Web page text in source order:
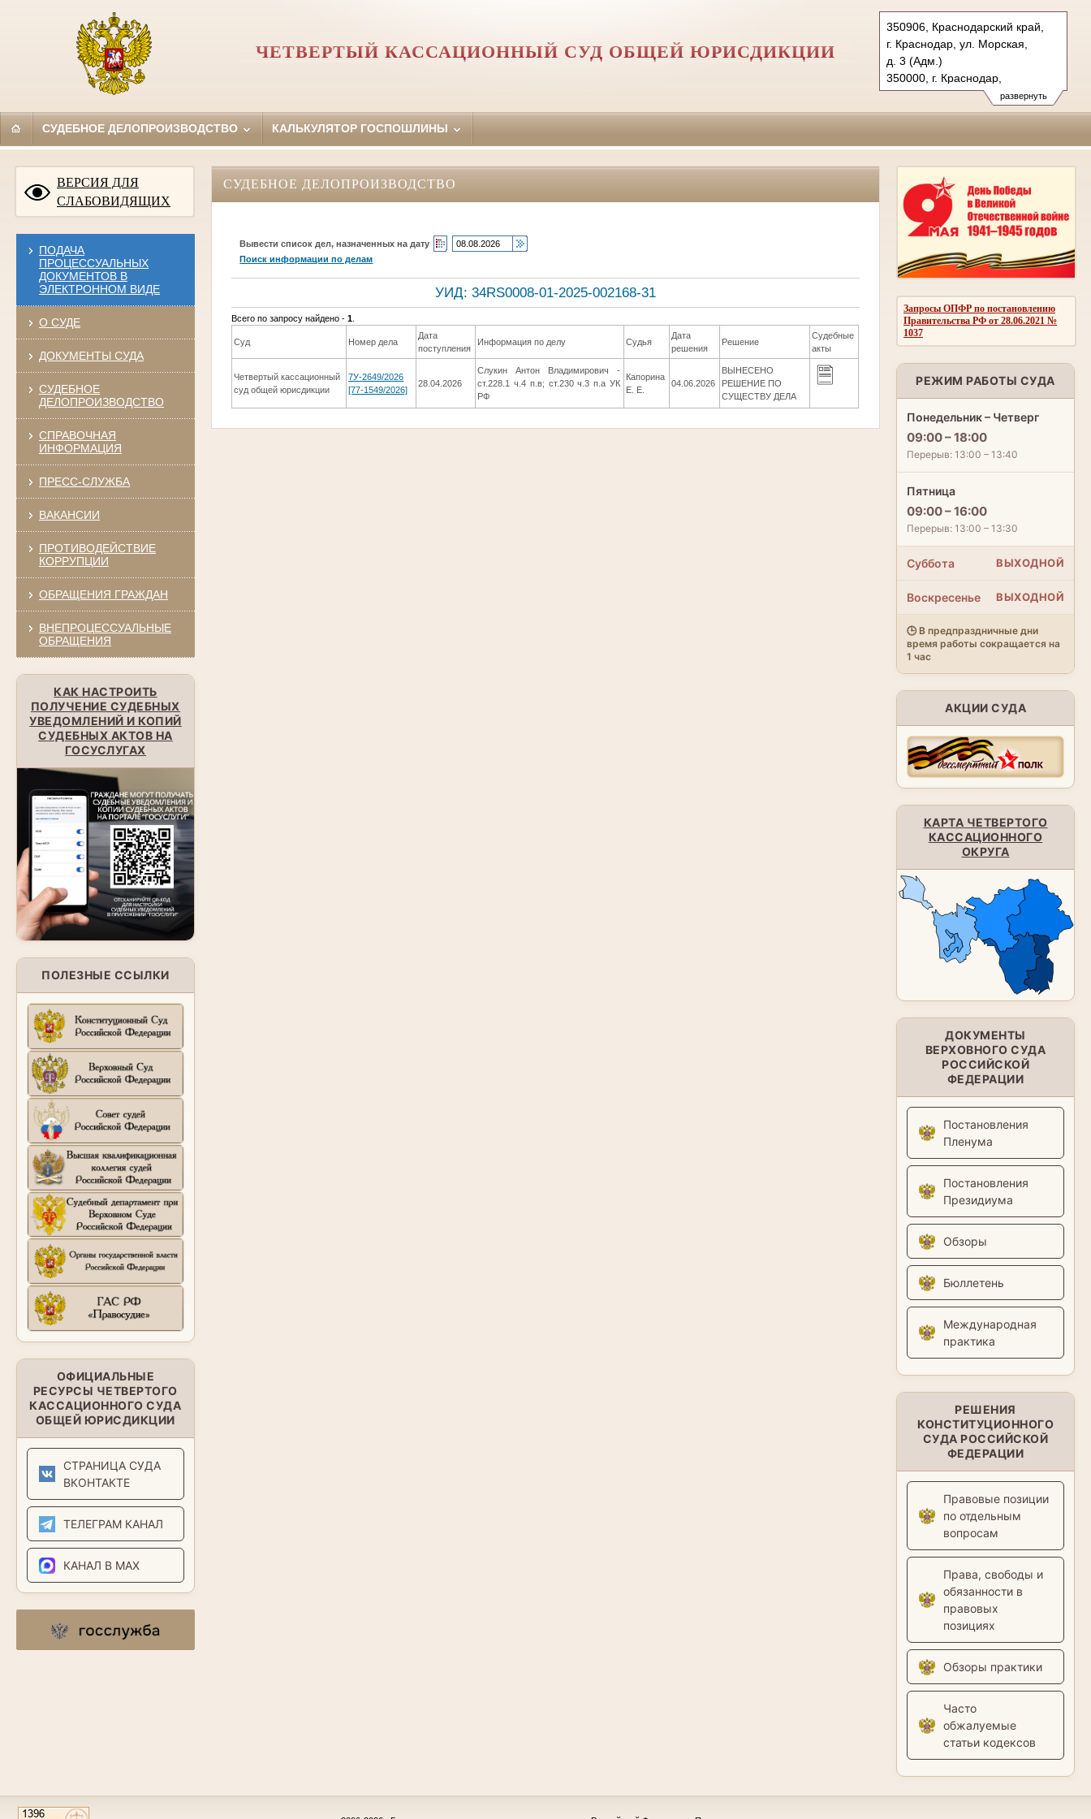
развернуть
350906, Краснодарский край,
г. Краснодар, ул. Морская,
д. 3 (Адм.)
350000, г. Краснодар,
ул. Красная, д.113 (Уг.)
350907, г. Краснодар,
Тел.: (861) 219-24-00
ЧЕТВЕРТЫЙ КАССАЦИОННЫЙ СУД ОБЩЕЙ ЮРИСДИКЦИИ
СУДЕБНОЕ ДЕЛОПРОИЗВОДСТВО КАЛЬКУЛЯТОР ГОСПОШЛИНЫ
ВЕРСИЯ ДЛЯ
СЛАБОВИДЯЩИХ
ПОДАЧА
ПРОЦЕССУАЛЬНЫХ
ДОКУМЕНТОВ В
ЭЛЕКТРОННОМ ВИДЕ
О СУДЕ
ДОКУМЕНТЫ СУДА
СУДЕБНОЕ
ДЕЛОПРОИЗВОДСТВО
СПРАВОЧНАЯ
ИНФОРМАЦИЯ
ПРЕСС-СЛУЖБА
ВАКАНСИИ
ПРОТИВОДЕЙСТВИЕ
КОРРУПЦИИ
ОБРАЩЕНИЯ ГРАЖДАН
ВНЕПРОЦЕССУАЛЬНЫЕ
ОБРАЩЕНИЯ
КАК НАСТРОИТЬ
ПОЛУЧЕНИЕ СУДЕБНЫХ
УВЕДОМЛЕНИЙ И КОПИЙ
СУДЕБНЫХ АКТОВ НА
ГОСУСЛУГАХ
ПОЛЕЗНЫЕ ССЫЛКИ
ОФИЦИАЛЬНЫЕ
РЕСУРСЫ ЧЕТВЕРТОГО
КАССАЦИОННОГО СУДА
ОБЩЕЙ ЮРИСДИКЦИИ
СТРАНИЦА СУДА
ВКОНТАКТЕ
ТЕЛЕГРАМ КАНАЛ
КАНАЛ В MAX
Запросы ОПФР по постановлению
Правительства РФ от 28.06.2021 №
1037
РЕЖИМ РАБОТЫ СУДА
Понедельник – Четверг
09:00 – 18:00
Перерыв: 13:00 – 13:40
Пятница
09:00 – 16:00
Перерыв: 13:00 – 13:30
Суббота ВЫХОДНОЙ
Воскресенье ВЫХОДНОЙ
🕒 В предпраздничные дни
время работы сокращается на
1 час
АКЦИИ СУДА
КАРТА ЧЕТВЕРТОГО
КАССАЦИОННОГО
ОКРУГА
ДОКУМЕНТЫ
ВЕРХОВНОГО СУДА
РОССИЙСКОЙ
ФЕДЕРАЦИИ
Постановления
Пленума
Постановления
Президиума
Обзоры
Бюллетень
Международная
практика
РЕШЕНИЯ
КОНСТИТУЦИОННОГО
СУДА РОССИЙСКОЙ
ФЕДЕРАЦИИ
Правовые позиции
по отдельным
вопросам
Права, свободы и
обязанности в
правовых
позициях
Обзоры практики
Часто
обжалуемые
статьи кодексов
СУДЕБНОЕ ДЕЛОПРОИЗВОДСТВО
Вывести список дел, назначенных на дату
Поиск информации по делам
УИД: 34RS0008-01-2025-002168-31
Всего по запросу найдено -1
Суд Номер дела
Дата
поступления
Информация по делу Судья
Дата
решения
Решение
Судебные
акты
Четвертый кассационный
суд общей юрисдикции
7У-2649/2026
[77-1549/2026]
28.04.2026
Слукин Антон Владимирович -
ст.228.1 ч.4 п.в; ст.230 ч.3 п.а УК
РФ
Капорина
Е. Е.
04.06.2026
ВЫНЕСЕНО
РЕШЕНИЕ ПО
СУЩЕСТВУ ДЕЛА